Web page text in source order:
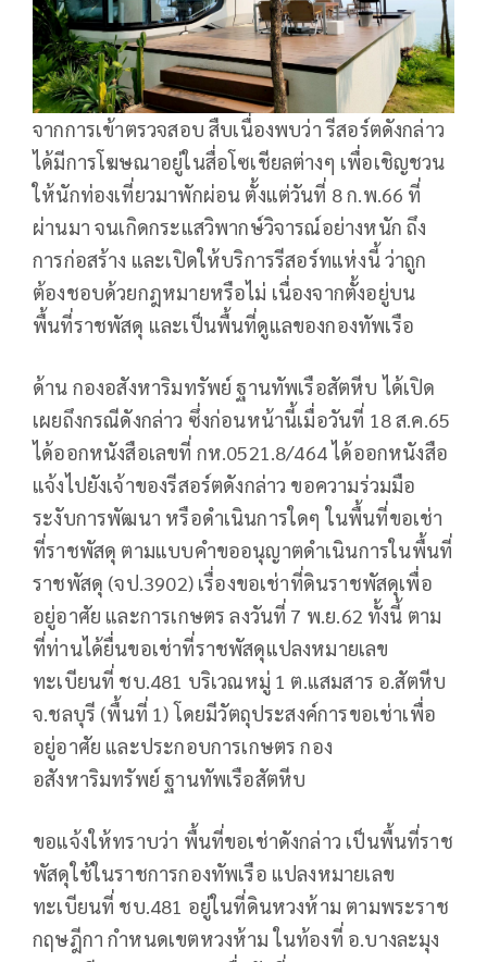
จากการเข้าตรวจสอบ สืบเนื่องพบว่า รีสอร์ตดังกล่าว
ได้มีการโฆษณาอยู่ในสื่อโซเชียลต่างๆ เพื่อเชิญชวน
ให้นักท่องเที่ยวมาพักผ่อน ตั้งแต่วันที่ 8 ก.พ.66 ที่
ผ่านมา จนเกิดกระแสวิพากษ์วิจารณ์อย่างหนัก ถึง
การก่อสร้าง และเปิดให้บริการรีสอร์ทแห่งนี้ ว่าถูก
ต้องชอบด้วยกฎหมายหรือไม่ เนื่องจากตั้งอยู่บน
พื้นที่ราชพัสดุ และเป็นพื้นที่ดูแลของกองทัพเรือ
ด้าน กองอสังหาริมทรัพย์ ฐานทัพเรือสัตหีบ ได้เปิด
เผยถึงกรณีดังกล่าว ซึ่งก่อนหน้านี้เมื่อวันที่ 18 ส.ค.65
ได้ออกหนังสือเลขที่ กห.0521.8/464 ได้ออกหนังสือ
แจ้งไปยังเจ้าของรีสอร์ตดังกล่าว ขอความร่วมมือ
ระงับการพัฒนา หรือดำเนินการใดๆ ในพื้นที่ขอเช่า
ที่ราชพัสดุ ตามแบบคำขออนุญาตดำเนินการในพื้นที่
ราชพัสดุ (จป.3902) เรื่องขอเช่าที่ดินราชพัสดุเพื่อ
อยู่อาศัย และการเกษตร ลงวันที่ 7 พ.ย.62 ทั้งนี้ ตาม
ที่ท่านได้ยื่นขอเช่าที่ราชพัสดุแปลงหมายเลข
ทะเบียนที่ ชบ.481 บริเวณหมู่ 1 ต.แสมสาร อ.สัตหีบ
จ.ชลบุรี (พื้นที่ 1) โดยมีวัตถุประสงค์การขอเช่าเพื่อ
อยู่อาศัย และประกอบการเกษตร กอง
อสังหาริมทรัพย์ ฐานทัพเรือสัตหีบ
ขอแจ้งให้ทราบว่า พื้นที่ขอเช่าดังกล่าว เป็นพื้นที่ราช
พัสดุใช้ในราชการกองทัพเรือ แปลงหมายเลข
ทะเบียนที่ ชบ.481 อยู่ในที่ดินหวงห้าม ตามพระราช
กฤษฎีกา กำหนดเขตหวงห้าม ในท้องที่ อ.บางละมุง